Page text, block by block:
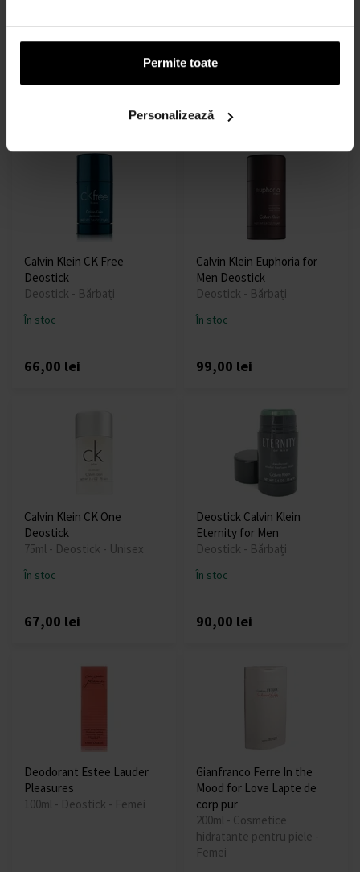
Permite toate
Personalizează
pentru îngrijirea corpului -
Femei
Femei
În stoc
94,00 lei
Calvin Klein CK Free
Deostick
Deostick - Bărbați
În stoc
66,00 lei
Calvin Klein Euphoria for
Men Deostick
Deostick - Bărbați
În stoc
99,00 lei
Calvin Klein CK One
Deostick
75ml - Deostick - Unisex
În stoc
67,00 lei
Deostick Calvin Klein
Eternity for Men
Deostick - Bărbați
În stoc
90,00 lei
Deodorant Estee Lauder
Pleasures
100ml - Deostick - Femei
Gianfranco Ferre In the
Mood for Love Lapte de
corp pur
200ml - Cosmetice
hidratante pentru piele -
Femei